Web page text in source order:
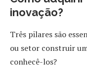
inovação?
Três pilares são
ou setor construir
conhecê-los?